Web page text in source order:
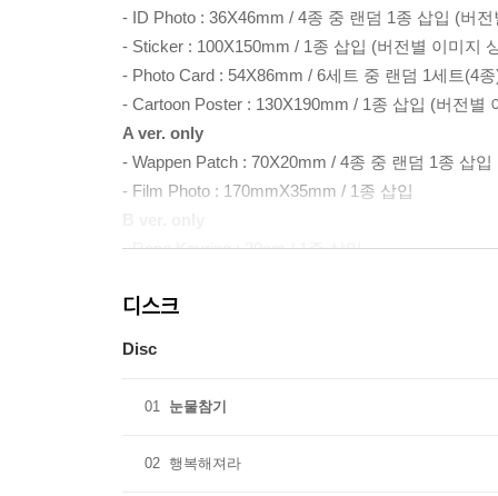
- ID Photo : 36X46mm / 4종 중 랜덤 1종 삽입 (버
- Sticker : 100X150mm / 1종 삽입 (버전별 이미지
- Photo Card : 54X86mm / 6세트 중 랜덤 1세트(4
- Cartoon Poster : 130X190mm / 1종 삽입 (버전별
A ver. only
- Wappen Patch : 70X20mm / 4종 중 랜덤 1종 삽입
- Film Photo : 170mmX35mm / 1종 삽입
- Rope Keyring : 20cm / 1종 삽입
- Passport Case : 91mmX130mm / 4종 중 랜덤 1
디스크
Disc
01 눈물참기
02 행복해져라